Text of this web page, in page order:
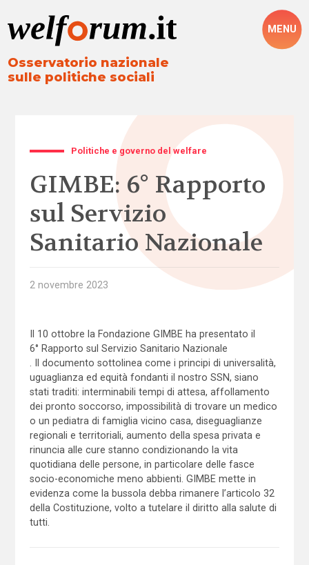
Osservatorio nazionale
sulle politiche sociali
MENU
Politiche e governo del welfare
GIMBE: 6° Rapporto
sul Servizio
Sanitario Nazionale
2 novembre 2023
Il 10 ottobre la Fondazione GIMBE ha presentato il
6° Rapporto sul Servizio Sanitario Nazionale
. Il documento sottolinea come i principi di universalità,
uguaglianza ed equità fondanti il nostro SSN, siano
stati traditi: interminabili tempi di attesa, affollamento
dei pronto soccorso, impossibilità di trovare un medico
o un pediatra di famiglia vicino casa, diseguaglianze
regionali e territoriali, aumento della spesa privata e
rinuncia alle cure stanno condizionando la vita
quotidiana delle persone, in particolare delle fasce
socio-economiche meno abbienti. GIMBE mette in
evidenza come la bussola debba rimanere l’articolo 32
della Costituzione, volto a tutelare il diritto alla salute di
tutti.